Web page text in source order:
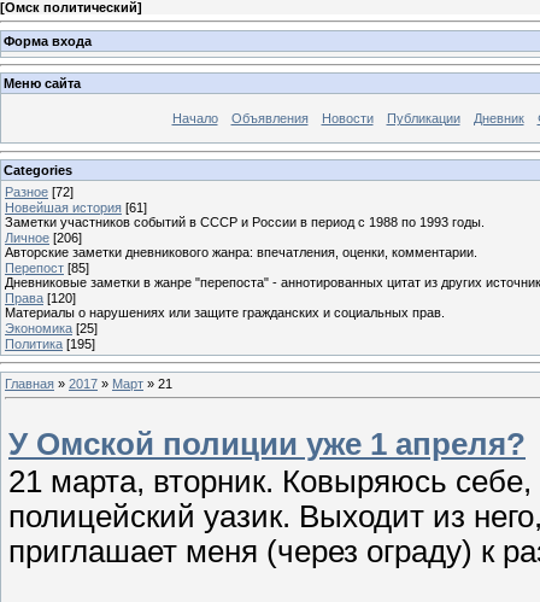
[Омск политический]
Форма входа
Меню сайта
Начало Объявления Новости Публикации Дневник
Categories
Разное [72]
Новейшая история [61]
Заметки участников событий в СССР и России в период с 1988 по 1993 годы.
Личное [206]
Авторские заметки дневникового жанра: впечатления, оценки, комментарии.
Перепост [85]
Дневниковые заметки в жанре "перепоста" - аннотированных цитат из других
Права [120]
Материалы о нарушениях или защите гражданских и социальных прав.
Экономика [25]
Политика [195]
Главная » 2017 » Март » 21
У Омской полиции уже 1 апреля?
21 марта, вторник. Ковыряюсь
полицейский уазик. Выходит из
приглашает меня (через ограду) к